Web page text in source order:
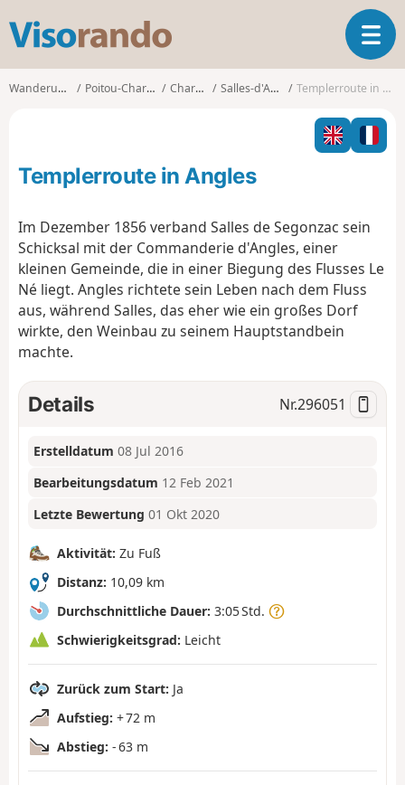
s
o
o
T
o
g
l
n
t
Wanderungen Poitou-Charentes Charente Salles-d'Angles Templerroute in Angles
Templerroute in Angles
Im Dezember 1856 verband Salles de Segonzac sein
Schicksal mit der Commanderie d'Angles, einer
kleinen Gemeinde, die in einer Biegung des Flusses Le
Né liegt. Angles richtete sein Leben nach dem Fluss
aus, während Salles, das eher wie ein großes Dorf
wirkte, den Weinbau zu seinem Hauptstandbein
machte.
Details Nr.296051
Erstelldatum 08 Jul 2016
Bearbeitungsdatum 12 Feb 2021
Letzte Bewertung 01 Okt 2020
Aktivität: Zu Fuß
Distanz: 10,09 km
Durchschnittliche Dauer: 3:05 Std.
Schwierigkeitsgrad: Leicht
Zurück zum Start: Ja
Aufstieg: + 72 m
Abstieg: - 63 m